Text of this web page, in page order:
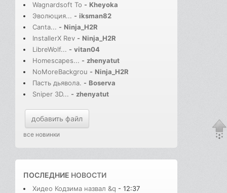
Wagnardsoft To - Kheyoka
Эволюция... - iksman82
Canta... - Ninja_H2R
InstallerX Rev - Ninja_H2R
LibreWolf... - vitan04
Homescapes... - zhenyatut
NoMoreBackgrou - Ninja_H2R
Пасть дьявола. - Boserva
Sniper 3D... - zhenyatut
добавить файл
все новинки
ПОСЛЕДНИЕ НОВОСТИ
Хидео Кодзима назвал &q - 12:37